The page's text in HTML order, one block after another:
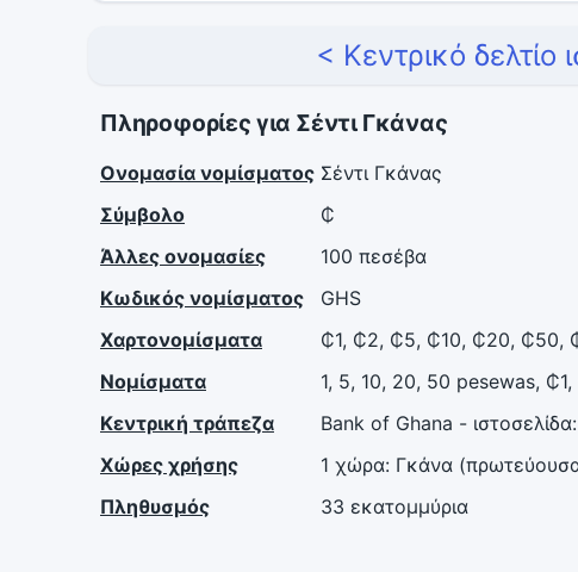
< Κεντρικό
Πληροφορίες για Σέντι Γκάνας
Ονομασία νομίσματος Σέντι Γκάνας
Σύμβολο
₵
Άλλες ονομασίες
100 πεσέβα
Κωδικός νομίσματος
GHS
Χαρτονομίσματα
₵1, ₵2, ₵5, ₵10, ₵20, ₵50,
Νομίσματα
1, 5, 10, 20, 50 pesewas,
Κεντρική τράπεζα
Bank of Ghana - ιστοσελίδα:
Χώρες χρήσης
1 χώρα: Γκάνα
Πληθυσμός
33 εκατομμύρια